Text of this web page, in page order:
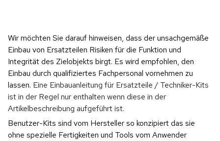
Wir möchten Sie darauf hinweisen, dass der unsachgemäße
Einbau von Ersatzteilen Risiken für die Funktion und
Integrität des Zielobjekts birgt. Es wird empfohlen, den
Einbau durch qualifiziertes Fachpersonal vornehmen zu
lassen. Eine Einbauanleitung für Ersatzteile / Techniker-Kits
ist in der Regel nur enthalten wenn diese in der
Artikelbeschreibung aufgeführt ist.
Benutzer-Kits sind vom Hersteller so konzipiert das sie
ohne spezielle Fertigkeiten und Tools vom Anwender